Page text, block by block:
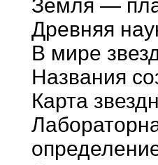
Земля —
Древняя
В мире
Названия
Карта